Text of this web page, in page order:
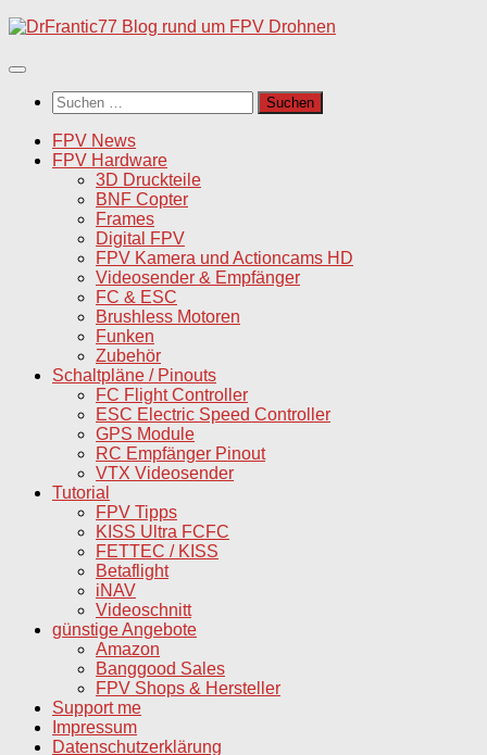
Unter
Inhalt
Suchen
nach:
FPV News
FPV Hardware
3D Druckteile
BNF Copter
Frames
Digital FPV
FPV Kamera und Actioncams HD
Videosender & Empfänger
FC & ESC
Brushless Motoren
Funken
Zubehör
Schaltpläne / Pinouts
FC Flight Controller
ESC Electric Speed Controller
GPS Module
RC Empfänger Pinout
VTX Videosender
Tutorial
FPV Tipps
KISS Ultra FCFC
FETTEC / KISS
Betaflight
iNAV
Videoschnitt
günstige Angebote
Amazon
Banggood Sales
FPV Shops & Hersteller
Support me
Impressum
Datenschutzerklärung